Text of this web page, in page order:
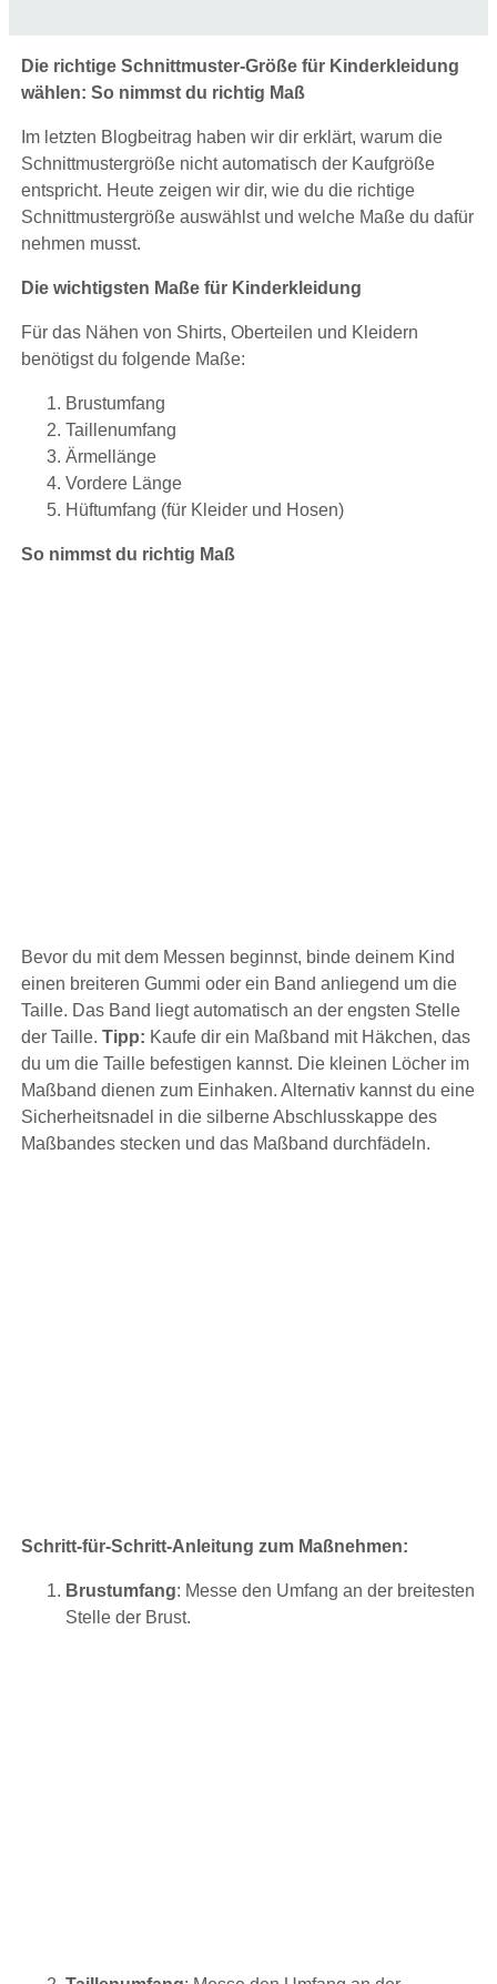
Die richtige Schnittmuster-Größe für Kinderkleidung
wählen: So nimmst du richtig Maß
Im letzten Blogbeitrag haben wir dir erklärt, warum die
Schnittmustergröße nicht automatisch der Kaufgröße
entspricht. Heute zeigen wir dir, wie du die richtige
Schnittmustergröße auswählst und welche Maße du dafür
nehmen musst.
Die wichtigsten Maße für Kinderkleidung
Für das Nähen von Shirts, Oberteilen und Kleidern
benötigst du folgende Maße:
Brustumfang
Taillenumfang
Ärmellänge
Vordere Länge
Hüftumfang (für Kleider und Hosen)
So nimmst du richtig Maß
Bevor du mit dem Messen beginnst, binde deinem Kind
einen breiteren Gummi oder ein Band anliegend um die
Taille. Das Band liegt automatisch an der engsten Stelle
der Taille. Tipp: Kaufe dir ein Maßband mit Häkchen, das
du um die Taille befestigen kannst. Die kleinen Löcher im
Maßband dienen zum Einhaken. Alternativ kannst du eine
Sicherheitsnadel in die silberne Abschlusskappe des
Maßbandes stecken und das Maßband durchfädeln.
Schritt-für-Schritt-Anleitung zum Maßnehmen:
Brustumfang: Messe den Umfang an der breitesten
Stelle der Brust.